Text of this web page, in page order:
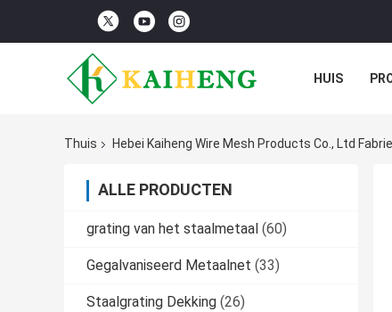
HUIS
Thuis Hebei Kaiheng Wire Mesh Products Co., Ltd
ALLE PRODUCTEN
grating van het staalmetaal (60)
Gegalvaniseerd Metaalnet (33)
Staalgrating Dekking (26)